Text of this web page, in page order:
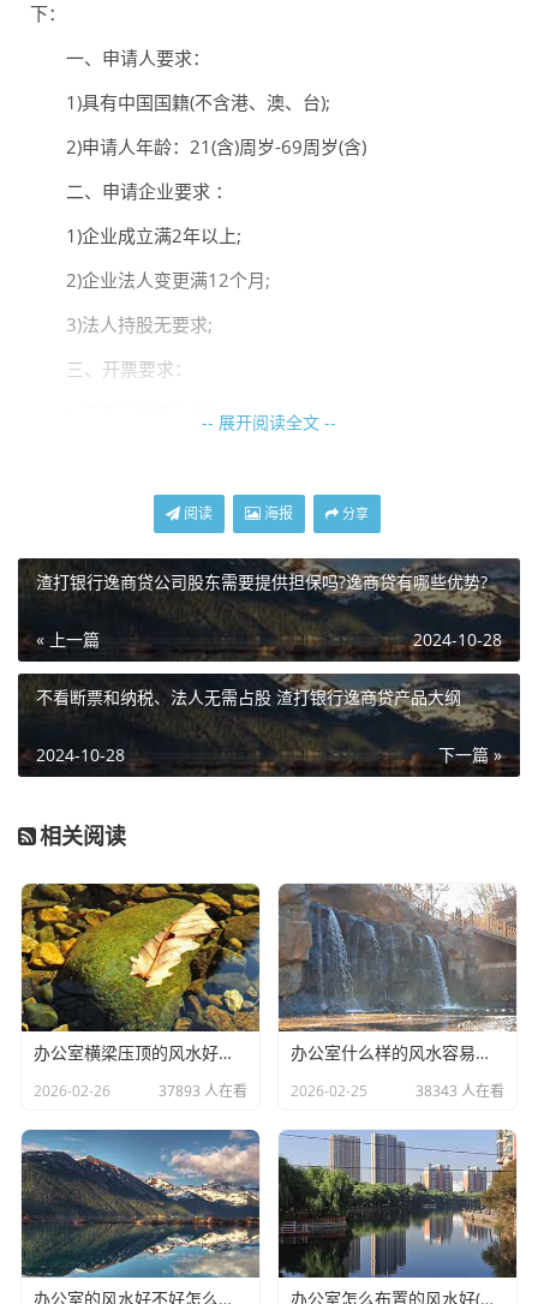
下：
一、申请人要求：
1)具有中国国籍(不含港、澳、台);
2)申请人年龄：21(含)周岁-69周岁(含)
二、申请企业要求 ：
1)企业成立满2年以上;
2)企业法人变更满12个月;
3)法人持股无要求;
三、开票要求：
1)开票记录最少2年;
3)近一年连续未开票天数可断10月;
5)不看纳税评级，欠税记录可申请
逸商贷征信要求高吗?
1、查询:一年内不超过21次，(只计算贷款审批查询、信
用卡审批);
可进件。当前无1，半年无2，一年无3，逾期严重可沟通，
3、当前无关注，次级结清满9个月
4、只看2年内征信，不看贷款笔数允许有当前逾期(必须
结清，提供还款流水)
5、执行诉讼:原告可进件;
被告可进件(金额<17万)，执行，借贷纠纷，结案立马可
-- 展开阅读全文 --
阅读 海报 分享
渣打银行逸商贷公司股东需要提供担保吗?逸商贷有哪些优势?
« 上一篇 2024-10-28
不看断票和纳税、法人无需占股 渣打银行逸商贷产品大纲
下一篇 »
2024-10-28
相关阅读
办公室横梁压顶的风水好不好(办公室不良的风水有哪些)
2026-02-26 37893 人在看
办公室什么样的风水容易生病(办公室没有窗户的风水化解小妙招)
2026-02-25 38343 人在看
办公室的风水好不好怎么判断(办公室植物摆放的风水知识你知道多少) 办公室怎么布置的风水好(办公室工位怎么摆放可以留得住员工)